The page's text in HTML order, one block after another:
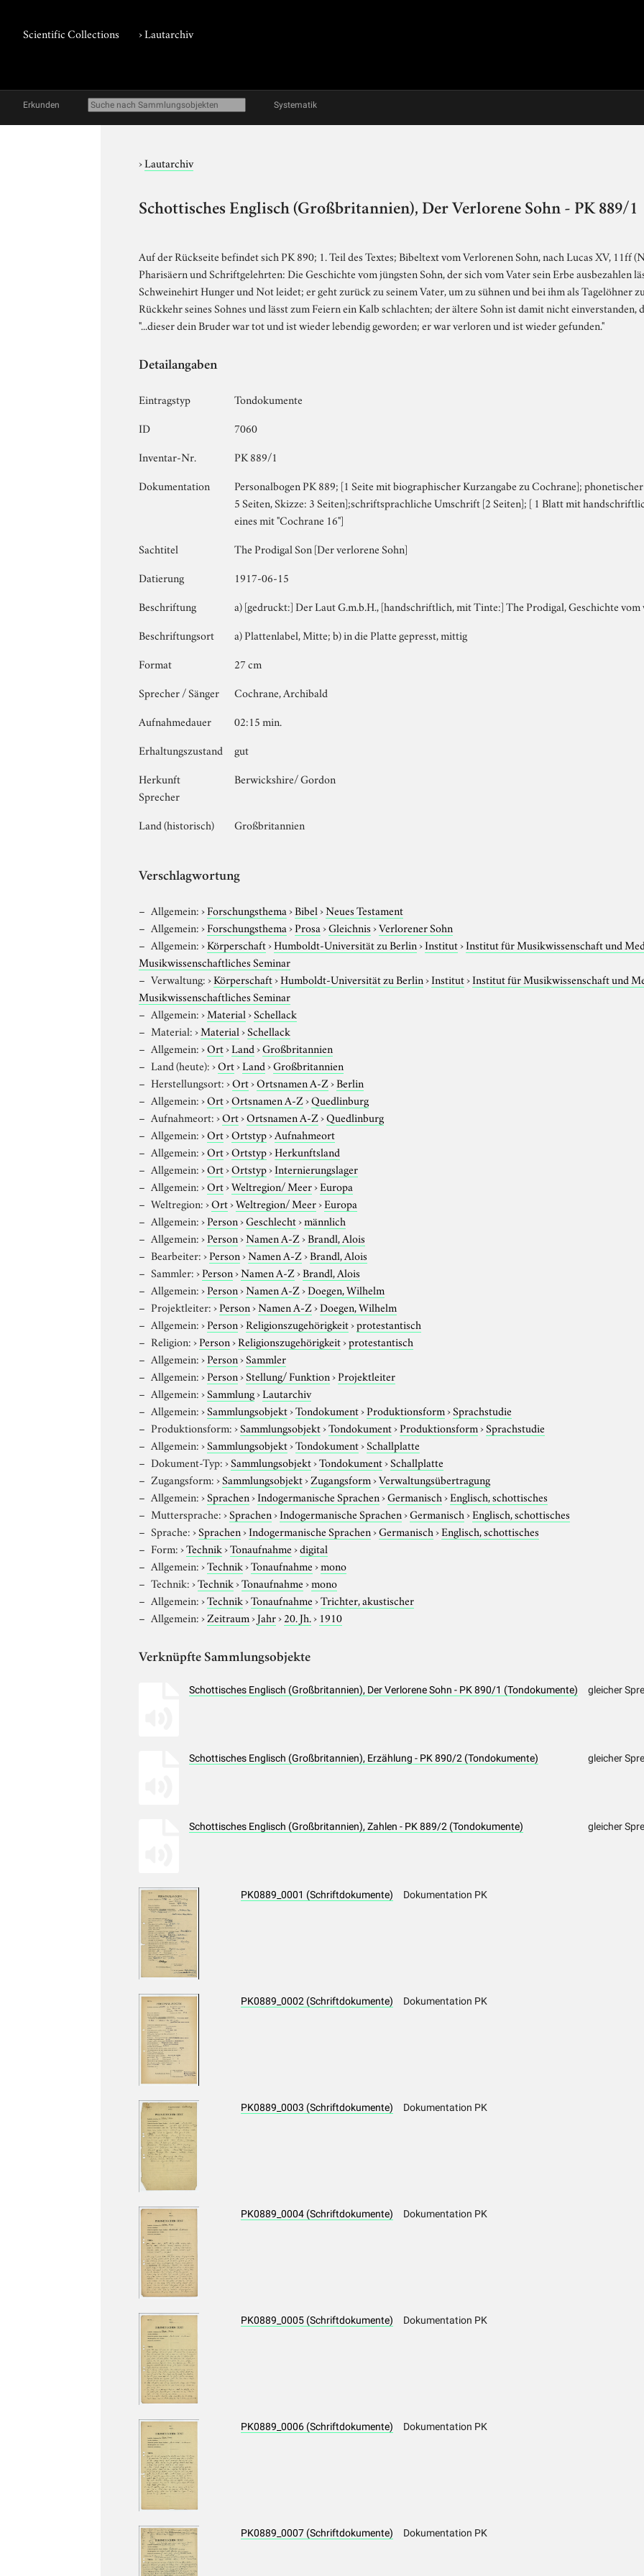
Scientific Collections ›Lautarchiv
Erkunden Systematik
›Lautarchiv
Schottisches Englisch (Großbritannien), Der Verlorene Sohn - PK 889/1
Auf der Rückseite befindet sich PK 890; 1. Teil des Textes; Bibeltext vom Verlorenen Sohn, nach Lucas XV, 11ff
Pharisäern und Schriftgelehrten: Die Geschichte vom jüngsten Sohn, der sich vom Vater sein Erbe ausbezahlen
Schweinehirt Hunger und Not leidet; er geht zurück zu seinem Vater, um zu sühnen und bei ihm als Tagelöhner
Rückkehr seines Sohnes und lässt zum Feiern ein Kalb schlachten; der ältere Sohn ist damit nicht
"...dieser dein Bruder war tot und ist wieder lebendig geworden; er war verloren und ist wieder gefunden."
Detailangaben
Eintragstyp
Tondokumente
ID
7060
Inventar-Nr.
PK 889/1
Dokumentation
Personalbogen PK 889; [1 Seite mit biographischer Kurzangabe zu Cochrane];
5 Seiten, Skizze: 3 Seiten];schriftsprachliche Umschrift [2 Seiten]; [ 1 Blatt mit
eines mit "Cochrane 16"]
Sachtitel
The Prodigal Son [Der verlorene Sohn]
Datierung
1917-06-15
Beschriftung
a) [gedruckt:] Der Laut G.m.b.H., [handschriftlich, mit Tinte:] The Prodigal, Geschichte vom
Beschriftungsort
a) Plattenlabel, Mitte; b) in die Platte gepresst, mittig
Format
27 cm
Sprecher / Sänger
Cochrane, Archibald
Aufnahmedauer
02:15 min.
Erhaltungszustand
gut
Herkunft
Sprecher
Berwickshire/ Gordon
Land (historisch) Großbritannien
Verschlagwortung
Allgemein:›Forschungsthema›Bibel›Neues Testament
Allgemein:›Forschungsthema›Prosa›Gleichnis›Verlorener Sohn
Allgemein:›Körperschaft›Humboldt-Universität zu Berlin›Institut›Institut für Musikwissenschaft und
Musikwissenschaftliches Seminar
Verwaltung:›Körperschaft›Humboldt-Universität zu Berlin›Institut›Institut für Musikwissenschaft und
Musikwissenschaftliches Seminar
Allgemein:›Material›Schellack
Material:›Material›Schellack
Allgemein:›Ort›Land›Großbritannien
Land (heute):›Ort›Land›Großbritannien
Herstellungsort:›Ort›Ortsnamen A-Z›Berlin
Allgemein:›Ort›Ortsnamen A-Z›Quedlinburg
Aufnahmeort:›Ort›Ortsnamen A-Z›Quedlinburg
Allgemein:›Ort›Ortstyp›Aufnahmeort
Allgemein:›Ort›Ortstyp›Herkunftsland
Allgemein:›Ort›Ortstyp›Internierungslager
Allgemein:›Ort›Weltregion/ Meer›Europa
Weltregion:›Ort›Weltregion/ Meer›Europa
Allgemein:›Person›Geschlecht›männlich
Allgemein:›Person›Namen A-Z›Brandl, Alois
Bearbeiter:›Person›Namen A-Z›Brandl, Alois
Sammler:›Person›Namen A-Z›Brandl, Alois
Allgemein:›Person›Namen A-Z›Doegen, Wilhelm
Projektleiter:›Person›Namen A-Z›Doegen, Wilhelm
Allgemein:›Person›Religionszugehörigkeit›protestantisch
Religion:›Person›Religionszugehörigkeit›protestantisch
Allgemein:›Person›Sammler
Allgemein:›Person›Stellung/ Funktion›Projektleiter
Allgemein:›Sammlung›Lautarchiv
Allgemein:›Sammlungsobjekt›Tondokument›Produktionsform›Sprachstudie
Produktionsform:›Sammlungsobjekt›Tondokument›Produktionsform›Sprachstudie
Allgemein:›Sammlungsobjekt›Tondokument›Schallplatte
Dokument-Typ:›Sammlungsobjekt›Tondokument›Schallplatte
Zugangsform:›Sammlungsobjekt›Zugangsform›Verwaltungsübertragung
Allgemein:›Sprachen›Indogermanische Sprachen›Germanisch›Englisch, schottisches
Muttersprache:›Sprachen›Indogermanische Sprachen›Germanisch›Englisch, schottisches
Sprache:›Sprachen›Indogermanische Sprachen›Germanisch›Englisch, schottisches
Form:›Technik›Tonaufnahme›digital
Allgemein:›Technik›Tonaufnahme›mono
Technik:›Technik›Tonaufnahme›mono
Allgemein:›Technik›Tonaufnahme›Trichter, akustischer
Allgemein:›Zeitraum›Jahr›20. Jh.› 1910
Verknüpfte Sammlungsobjekte
Schottisches Englisch (Großbritannien), Der Verlorene Sohn - PK 890/1 (Tondokumente) gleicher
Schottisches Englisch (Großbritannien), Erzählung - PK 890/2 (Tondokumente) gleicher
Schottisches Englisch (Großbritannien), Zahlen - PK 889/2 (Tondokumente) gleicher
PK0889_0001 (Schriftdokumente) Dokumentation PK
PK0889_0002 (Schriftdokumente) Dokumentation PK
PK0889_0003 (Schriftdokumente) Dokumentation PK
PK0889_0004 (Schriftdokumente) Dokumentation PK
PK0889_0005 (Schriftdokumente) Dokumentation PK
PK0889_0006 (Schriftdokumente) Dokumentation PK
PK0889_0007 (Schriftdokumente) Dokumentation PK